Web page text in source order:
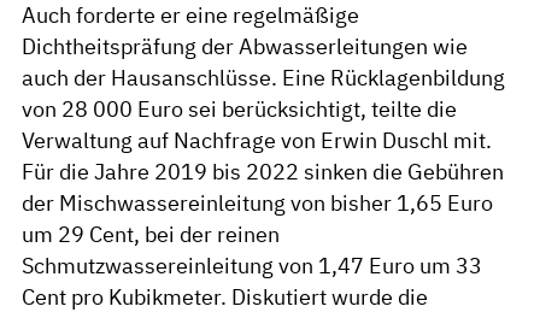
Auch forderte er eine regelmäßige
Dichtheitspräfung der Abwasserleitungen wie
auch der Hausanschlüsse. Eine Rücklagenbildung
von 28 000 Euro sei berücksichtigt, teilte die
Verwaltung auf Nachfrage von Erwin Duschl mit.
Für die Jahre 2019 bis 2022 sinken die Gebühren
der Mischwassereinleitung von bisher 1,65 Euro
um 29 Cent, bei der reinen
Schmutzwassereinleitung von 1,47 Euro um 33
Cent pro Kubikmeter. Diskutiert wurde die